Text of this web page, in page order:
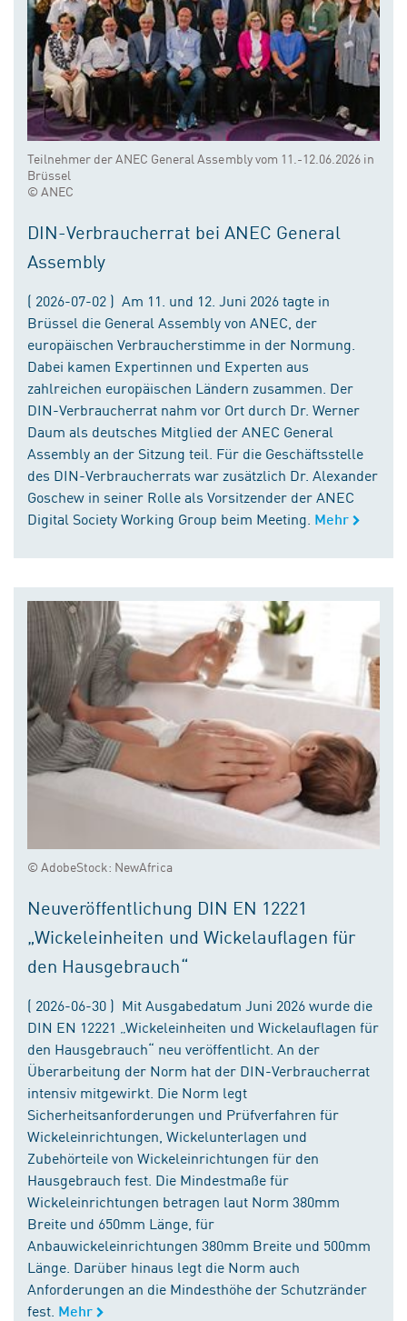
Teilnehmer der ANEC General Assembly vom 11.-12.06.2026 in
Brüssel
© ANEC
DIN-Verbraucherrat bei ANEC General
Assembly
( 2026-07-02 ) Am 11. und 12. Juni 2026 tagte in
Brüssel die General Assembly von ANEC, der
europäischen Verbraucherstimme in der Normung.
Dabei kamen Expertinnen und Experten aus
zahlreichen europäischen Ländern zusammen. Der
DIN-Verbraucherrat nahm vor Ort durch Dr. Werner
Daum als deutsches Mitglied der ANEC General
Assembly an der Sitzung teil. Für die Geschäftsstelle
des DIN-Verbraucherrats war zusätzlich Dr. Alexander
Goschew in seiner Rolle als Vorsitzender der ANEC
Digital Society Working Group beim Meeting. Mehr
© AdobeStock: NewAfrica
Neuveröffentlichung DIN EN 12221
„Wickeleinheiten und Wickelauflagen für
den Hausgebrauch“
( 2026-06-30 ) Mit Ausgabedatum Juni 2026 wurde die
DIN EN 12221 „Wickeleinheiten und Wickelauflagen für
den Hausgebrauch“ neu veröffentlicht. An der
Überarbeitung der Norm hat der DIN-Verbraucherrat
intensiv mitgewirkt. Die Norm legt
Sicherheitsanforderungen und Prüfverfahren für
Wickeleinrichtungen, Wickelunterlagen und
Zubehörteile von Wickeleinrichtungen für den
Hausgebrauch fest. Die Mindestmaße für
Wickeleinrichtungen betragen laut Norm 380mm
Breite und 650mm Länge, für
Anbauwickeleinrichtungen 380mm Breite und 500mm
Länge. Darüber hinaus legt die Norm auch
Anforderungen an die Mindesthöhe der Schutzränder
fest. Mehr